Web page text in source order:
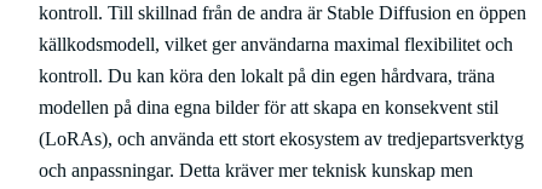
kontroll. Till skillnad från de andra är Stable Diffusion en öppen
källkodsmodell, vilket ger användarna maximal flexibilitet och
kontroll. Du kan köra den lokalt på din egen hårdvara, träna
modellen på dina egna bilder för att skapa en konsekvent stil
(LoRAs), och använda ett stort ekosystem av tredjepartsverktyg
och anpassningar. Detta kräver mer teknisk kunskap men